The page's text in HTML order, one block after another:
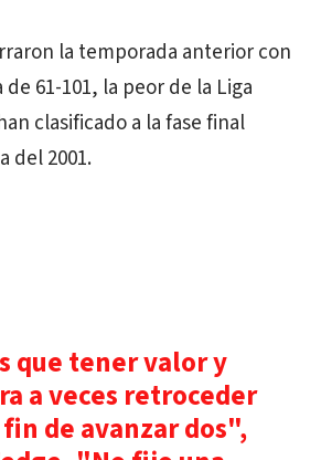
la temporada anterior con
61-101, la peor de la Liga
clasificado a la fase final
del 2001.
que tener valor y
a veces retroceder
de avanzar dos",